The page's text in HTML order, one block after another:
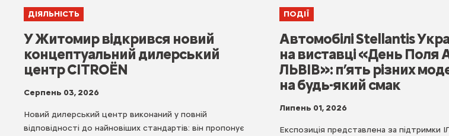
ДІЯЛЬНІСТЬ
У Житомир відкрився новий
концептуальний дилерський
центр CITROËN
Серпень 03, 2026
Новий дилерський центр виконаний у повній
відповідності до найновіших стандартів: він пропонує
ПОДІЇ
Автомобілі Stellantis
на виставці «День Поля
ЛЬВІВ»: п’ять різних
на будь-який смак
Липень 01, 2026
Експозиція представлена за підтримки